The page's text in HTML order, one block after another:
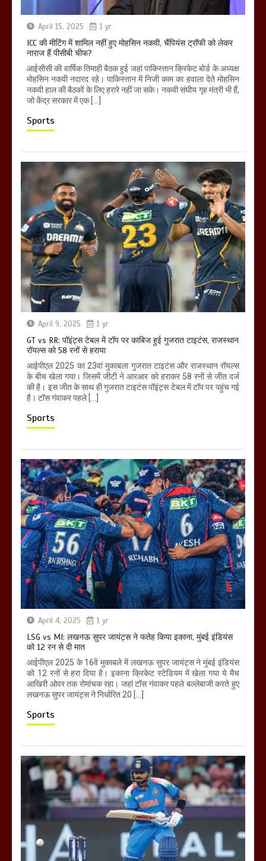
April 15, 2025 1 yr
ICC की मीटिंग में शामिल नहीं हुए मोहसिन नकवी, चैंपियंस ट्रॉफी को लेकर
नाराज हैं पीसीबी चीफ?
आईसीसी की वार्षिक तिमाही बैठक हुई जहां पाकिस्तान क्रिकेट बोर्ड के अध्यक्ष
मोहसिन नकवी नदारद रहे। पाकिस्तान में निजी काम का हवाला देते मोहसिन
नकवी हाल की बैठकों के लिए हरारे नहीं जा सके। नकवी संघीय गृह मंत्री भी हैं,
जो केंद्र सरकार में एक […]
Sports
April 9, 2025 1 yr
GT vs RR: पॉइंट्स टेबल में टॉप पर काबिज हुई गुजरात टाइटंस, राजस्थान
रॉयल्स को 58 रनों से हराया
आईपीएल 2025 का 23वां मुकाबला गुजरात टाइटंस और राजस्थान रॉयल्स
के बीच खेला गया। जिसमें जीटी ने आरआर को हराकर 58 रनों से जीत दर्ज
की है। इस जीत के साथ ही गुजरात टाइटंस पॉइंट्स टेबल में टॉप पर पहुंच गई
है। टॉस गंवाकर पहले […]
Sports
April 4, 2025 1 yr
LSG vs MI: लखनऊ सुपर जायंट्स ने फतेह किया इकाना, मुंबई इंडियंस
को 12 रन से दी मात
आईपीएल 2025 के 16वें मुकाबले में लखनऊ सुपर जायंट्स ने मुंबई इंडियंस
को 12 रनों से हरा दिया है। इकाना क्रिकेट स्टेडियम में खेला गया ये मैच
आखिरी ओवर तक रोमांचक रहा। जहां टॉस गंवाकर पहले बल्लेबाजी करते हुए
लखनऊ सुपर जायंट्स ने निर्धारित 20 […]
Sports